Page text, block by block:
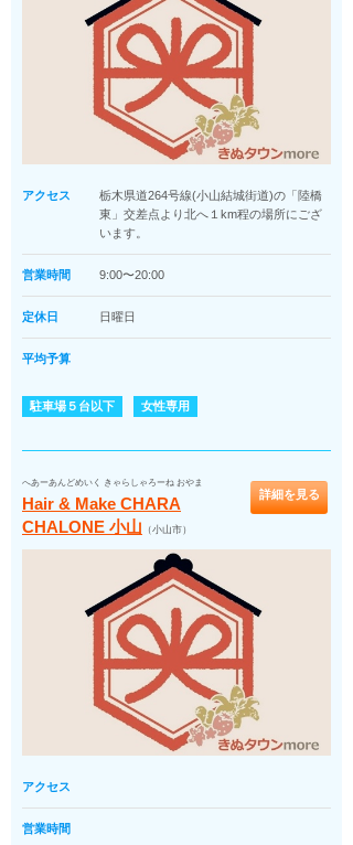
アクセス
栃木県道264号線(小山結城街道)の「陸橋
東」交差点より北へ１km程の場所にござ
います。
営業時間 9:00〜20:00
定休日 日曜日
平均予算
駐車場５台以下 女性専用
へあーあんどめいく きゃらしゃろーね おやま
Hair & Make CHARA
CHALONE 小山 （小山市）
詳細を見る
アクセス
営業時間